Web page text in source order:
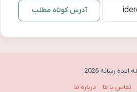
آدرس کوتاه مطلب
ایده رسانه 2026
تماس با ما درباره ما